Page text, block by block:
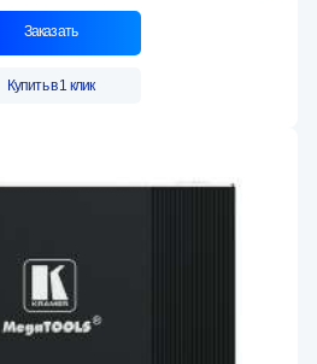
Заказать
Купить в 1 клик